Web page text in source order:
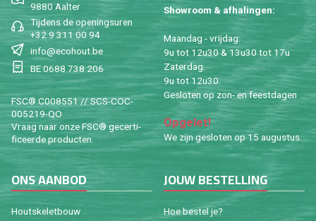
9880 Aal­ter
Tij­dens de ope­nings­uren
+32 9 311 00 94
info@​ecohout.​be
BE 0688 738 206
FSC® C008551 // SCS-COC-
005219-QO
Vraag naar onze FSC® ge­cer­ti­
fi­ceer­de pro­duc­ten.
Show­room & af­ha­lin­gen:
Maan­dag - vrij­dag:
9u tot 12u30 & 13u30 tot 17u
Za­ter­dag:
9u tot 12u30
Ge­slo­ten op zon- en feest­da­gen
Op­ge­let!
We zijn ge­slo­ten op 15 au­gus­tus.
ONS AAN­BOD
Houtske­let­bouw
JOUW BE­STEL­LING
Hoe be­stel je?